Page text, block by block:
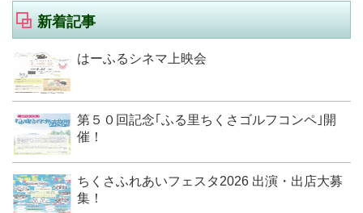
新着記事
はーふるシネマ上映会
第５０回記念｢ふる里ちくさゴルフコンペ｣開
催！
ちくさふれあいフェスタ2026 出演・出店大募
集！